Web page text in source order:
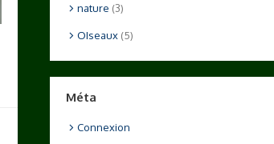
nature (3)
OIseaux (5)
Méta
Connexion